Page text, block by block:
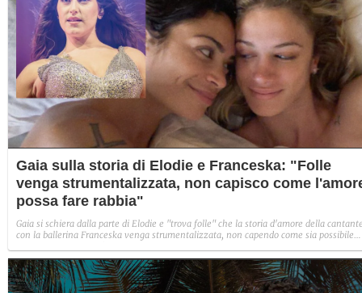
Gaia sulla storia di Elodie e Franceska: "Folle
venga strumentalizzata, non capisco come
possa fare rabbia"
Gaia si schiera dalla parte di Elodie e "trova folle" che la storia d'amore della
con la ballerina Franceska venga strumentalizzata, non capendo come sia possibile